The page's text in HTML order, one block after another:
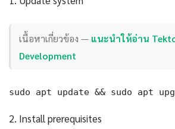
เนื้อหาเกี่ยวข้อง — แนะนำให้อ่าน
Development
sudo apt update && sudo apt
2. Install prerequisites